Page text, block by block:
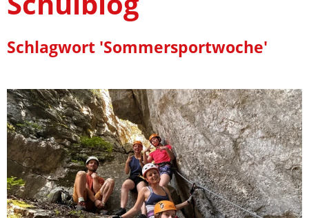
Schlagwort 'Sommersportwoche'